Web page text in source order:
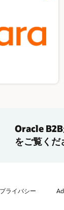
Oracle
をご覧くだ
ライバシー